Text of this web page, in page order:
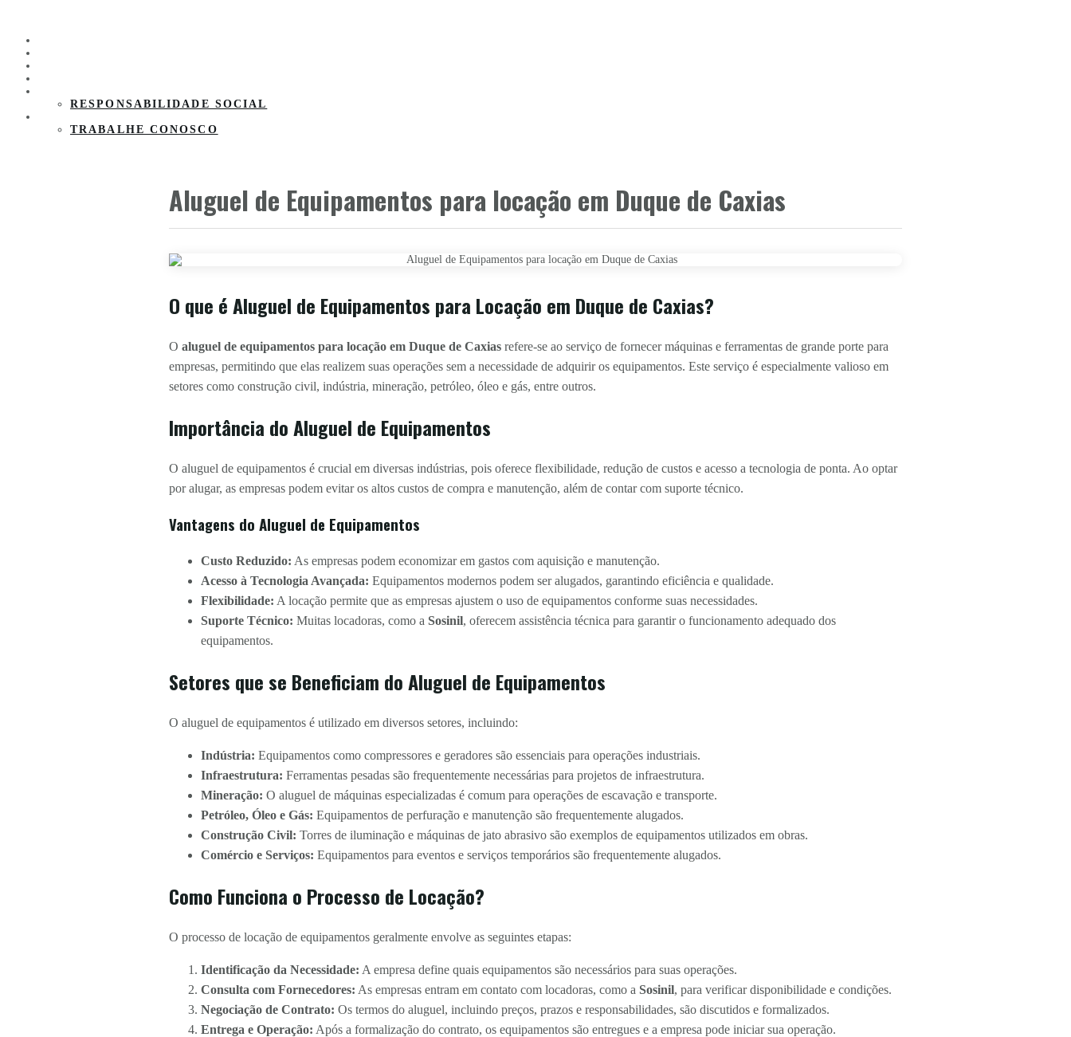
RESPONSABILIDADE SOCIAL
TRABALHE CONOSCO
Aluguel de Equipamentos para locação em Duque de Caxias
O que é Aluguel de Equipamentos para Locação em Duque de Caxias?
O aluguel de equipamentos para locação em Duque de Caxias refere-se ao serviço de fornecer máquinas e ferramentas de grande porte para
empresas, permitindo que elas realizem suas operações sem a necessidade de adquirir os equipamentos. Este serviço é especialmente valioso em
setores como construção civil, indústria, mineração, petróleo, óleo e gás, entre outros.
Importância do Aluguel de Equipamentos
O aluguel de equipamentos é crucial em diversas indústrias, pois oferece flexibilidade, redução de custos e acesso a tecnologia de ponta. Ao optar
por alugar, as empresas podem evitar os altos custos de compra e manutenção, além de contar com suporte técnico.
Vantagens do Aluguel de Equipamentos
Custo Reduzido: As empresas podem economizar em gastos com aquisição e manutenção.
Acesso à Tecnologia Avançada: Equipamentos modernos podem ser alugados, garantindo eficiência e qualidade.
Flexibilidade: A locação permite que as empresas ajustem o uso de equipamentos conforme suas necessidades.
Suporte Técnico: Muitas locadoras, como a Sosinil, oferecem assistência técnica para garantir o funcionamento adequado dos
equipamentos.
Setores que se Beneficiam do Aluguel de Equipamentos
O aluguel de equipamentos é utilizado em diversos setores, incluindo:
Indústria: Equipamentos como compressores e geradores são essenciais para operações industriais.
Infraestrutura: Ferramentas pesadas são frequentemente necessárias para projetos de infraestrutura.
Mineração: O aluguel de máquinas especializadas é comum para operações de escavação e transporte.
Petróleo, Óleo e Gás: Equipamentos de perfuração e manutenção são frequentemente alugados.
Construção Civil: Torres de iluminação e máquinas de jato abrasivo são exemplos de equipamentos utilizados em obras.
Comércio e Serviços: Equipamentos para eventos e serviços temporários são frequentemente alugados.
Como Funciona o Processo de Locação?
O processo de locação de equipamentos geralmente envolve as seguintes etapas:
Identificação da Necessidade: A empresa define quais equipamentos são necessários para suas operações.
Consulta com Fornecedores: As empresas entram em contato com locadoras, como a Sosinil, para verificar disponibilidade e condições.
Negociação de Contrato: Os termos do aluguel, incluindo preços, prazos e responsabilidades, são discutidos e formalizados.
Entrega e Operação: Após a formalização do contrato, os equipamentos são entregues e a empresa pode iniciar sua operação.